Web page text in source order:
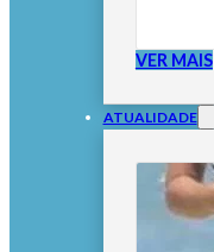
VER MAIS
ATUALIDADE